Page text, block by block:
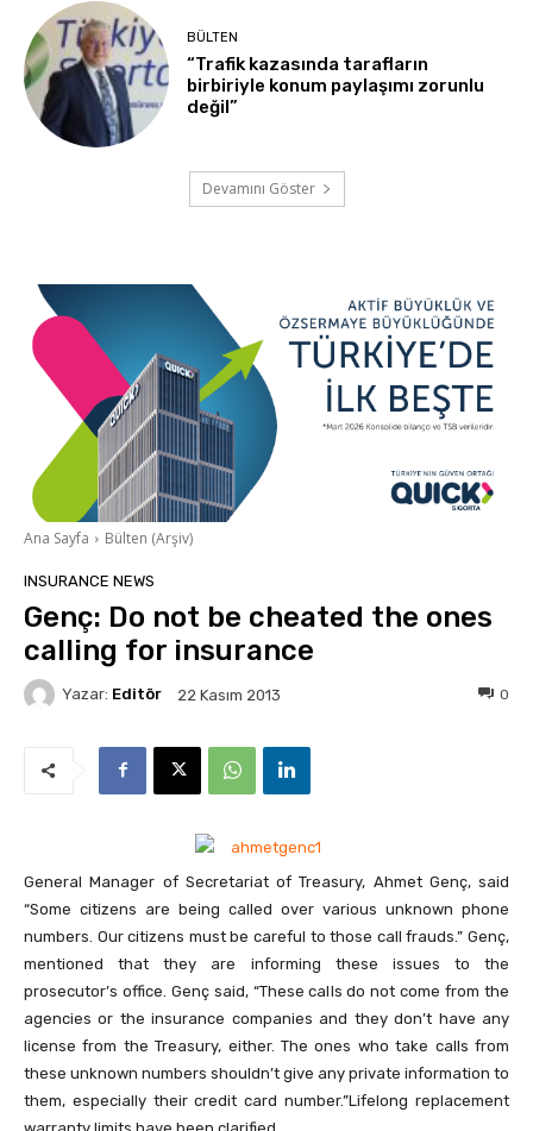
BÜLTEN
“Trafik kazasında tarafların
birbiriyle konum paylaşımı zorunlu
değil”
Devamını Göster